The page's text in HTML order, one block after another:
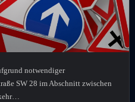
notwendiger
SW 28 im Abschnitt zwischen